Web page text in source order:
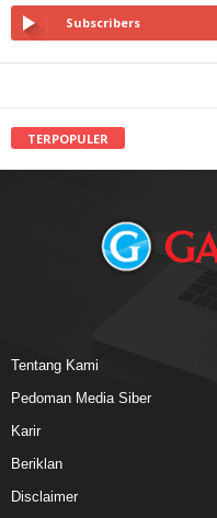
Subscribers
TERPOPULER
Tentang Kami
Pedoman Media Siber
Karir
Beriklan
Disclaimer